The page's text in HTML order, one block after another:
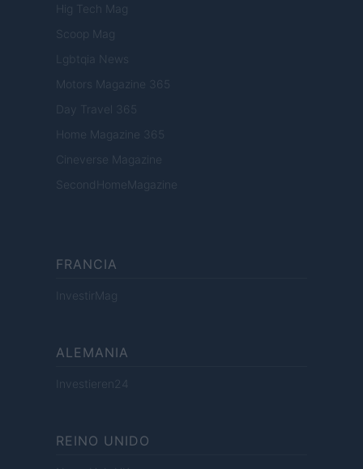
Hig Tech Mag
Scoop Mag
Lgbtqia News
Motors Magazine 365
Day Travel 365
Home Magazine 365
Cineverse Magazine
SecondHomeMagazine
FRANCIA
InvestirMag
ALEMANIA
Investieren24
REINO UNIDO